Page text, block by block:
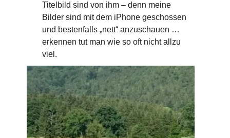
Titelbild sind von ihm – denn meine
Bilder sind mit dem iPhone geschossen
und bestenfalls „nett“ anzuschauen …
erkennen tut man wie so oft nicht allzu
viel.